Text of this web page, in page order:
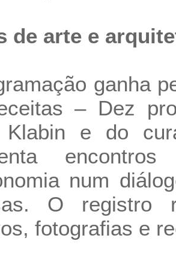
de arte e
ganha
– Dez
Klabin e do
num
O registro
fotografias e